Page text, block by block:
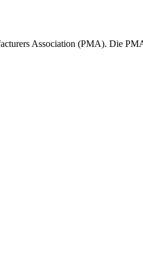
Association (PMA). Die